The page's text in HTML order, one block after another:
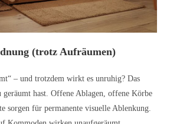
(trotz Aufräumen)
– und trotzdem wirkt es unruhig? Das
geräumt hast. Offene Ablagen, offene Körbe
sorgen für permanente visuelle Ablenkung.